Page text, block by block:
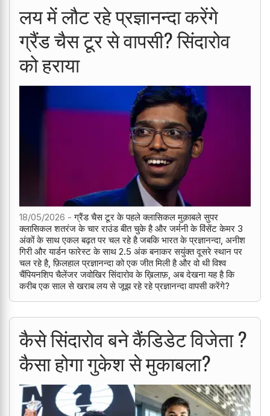
लय में लौट रहे प्रज्ञानन्दा करेंगे
ग्रैंड चैस टूर से वापसी? सिंदारोव
को हराया
18/05/2026 - ग्रैंड चैस टूर के पहले क्लासिकल मुक़ाबले सुपर
क्लासिकल शतरंज के चार राउंड बीत चुके है और जर्मनी के विंसेंट केमर 3
अंकों के साथ एकल बढ़त पर चल रहे है जबकि भारत के प्रज्ञानन्दा, अनीश
गिरी और यार्डन फारेस्ट के साथ 2.5 अंक बनाकर सयुंक्त दूसरे स्थान पर
चल रहे है, फ़िलहाल प्रज्ञानन्दा को एक जीत मिली है और वो थी विश्व
चैंपियनशिप चैलेंजर जवोखिर सिंदारोव के ख़िलाफ़, अब देखना यह है कि
करीब एक साल से खराब लय से जूझ रहे रहे प्रज्ञानन्दा वापसी करेंगे?
कैसे सिंदारोव बने कैंडिडेट विजेता ?
कैसा होगा गुकेश से मुकाबला?